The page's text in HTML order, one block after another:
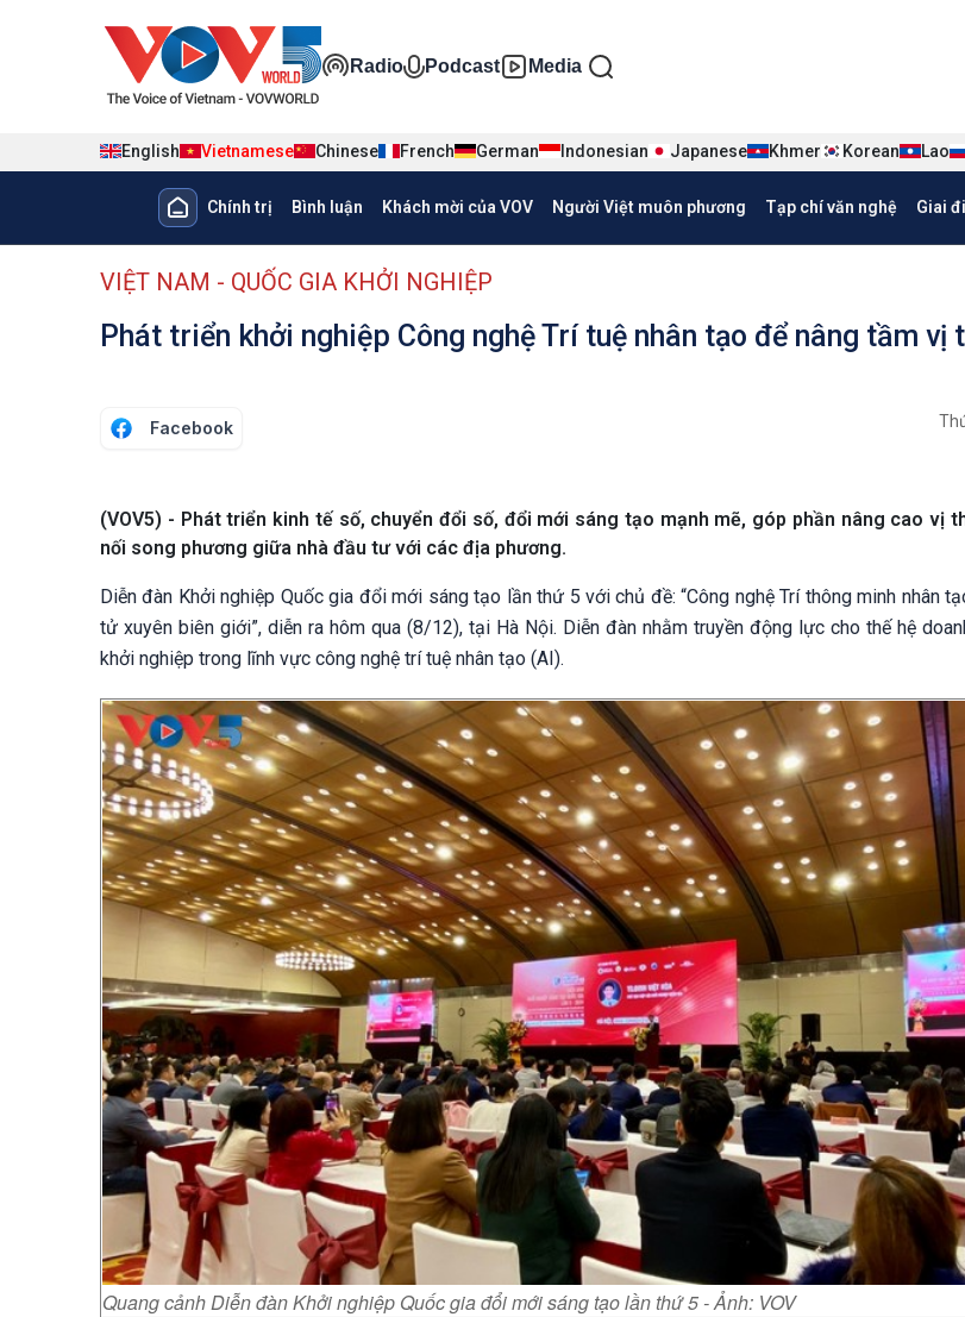
Đa phương tiện tiếng Việt
Radio Podcast Media
English Vietnamese Chinese French German Indonesian Japanese Khmer Korean Lao
Main navigation
Chính trị Bình luận Khách mời của VOV Người Việt muôn phương Tạp chí văn nghệ Giai
menu phụ tiếng Việt
VIỆT NAM - QUỐC GIA KHỞI NGHIỆP
Phát triển khởi nghiệp Công nghệ Trí tuệ nhân tạo để nâng tầm vị
Facebook
(VOV5) - Phát triển kinh tế số, chuyển đổi số, đổi mới sáng tạo mạnh mẽ, góp phần nâng cao vị
nối song phương giữa nhà đầu tư với các địa phương.
Diễn đàn Khởi nghiệp Quốc gia đổi mới sáng tạo lần thứ 5 với chủ đề: “Công nghệ Trí thông minh nhân
tử xuyên biên giới”, diễn ra hôm qua (8/12), tại Hà Nội. Diễn đàn nhằm truyền động lực cho thế hệ
khởi nghiệp trong lĩnh vực công nghệ trí tuệ nhân tạo (AI).
Quang cảnh Diễn đàn Khởi nghiệp Quốc gia đổi mới sáng tạo lần thứ 5 - Ảnh: VOV